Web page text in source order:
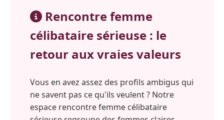
Rencontre femme
célibataire sérieuse : le
retour aux vraies valeurs
Vous en avez assez des profils ambigus qui
ne savent pas ce qu'ils veulent ? Notre
espace rencontre femme célibataire